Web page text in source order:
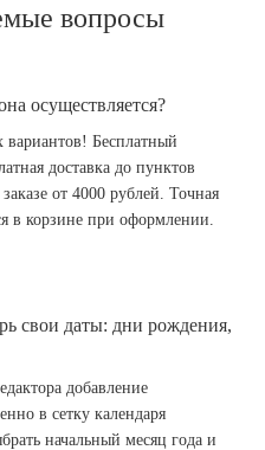
вопросы
осуществляется?
вариантов! Бесплатный
доставка до пунктов
от 4000 рублей. Точная
в корзине при оформлении.
свои даты: дни рождения,
добавление
в сетку календаря
начальный месяц года и